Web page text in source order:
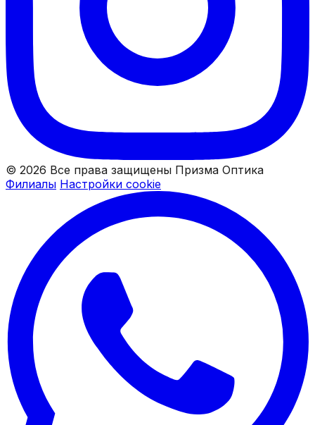
© 2026 Все права защищены Призма Оптика
Филиалы Настройки cookie